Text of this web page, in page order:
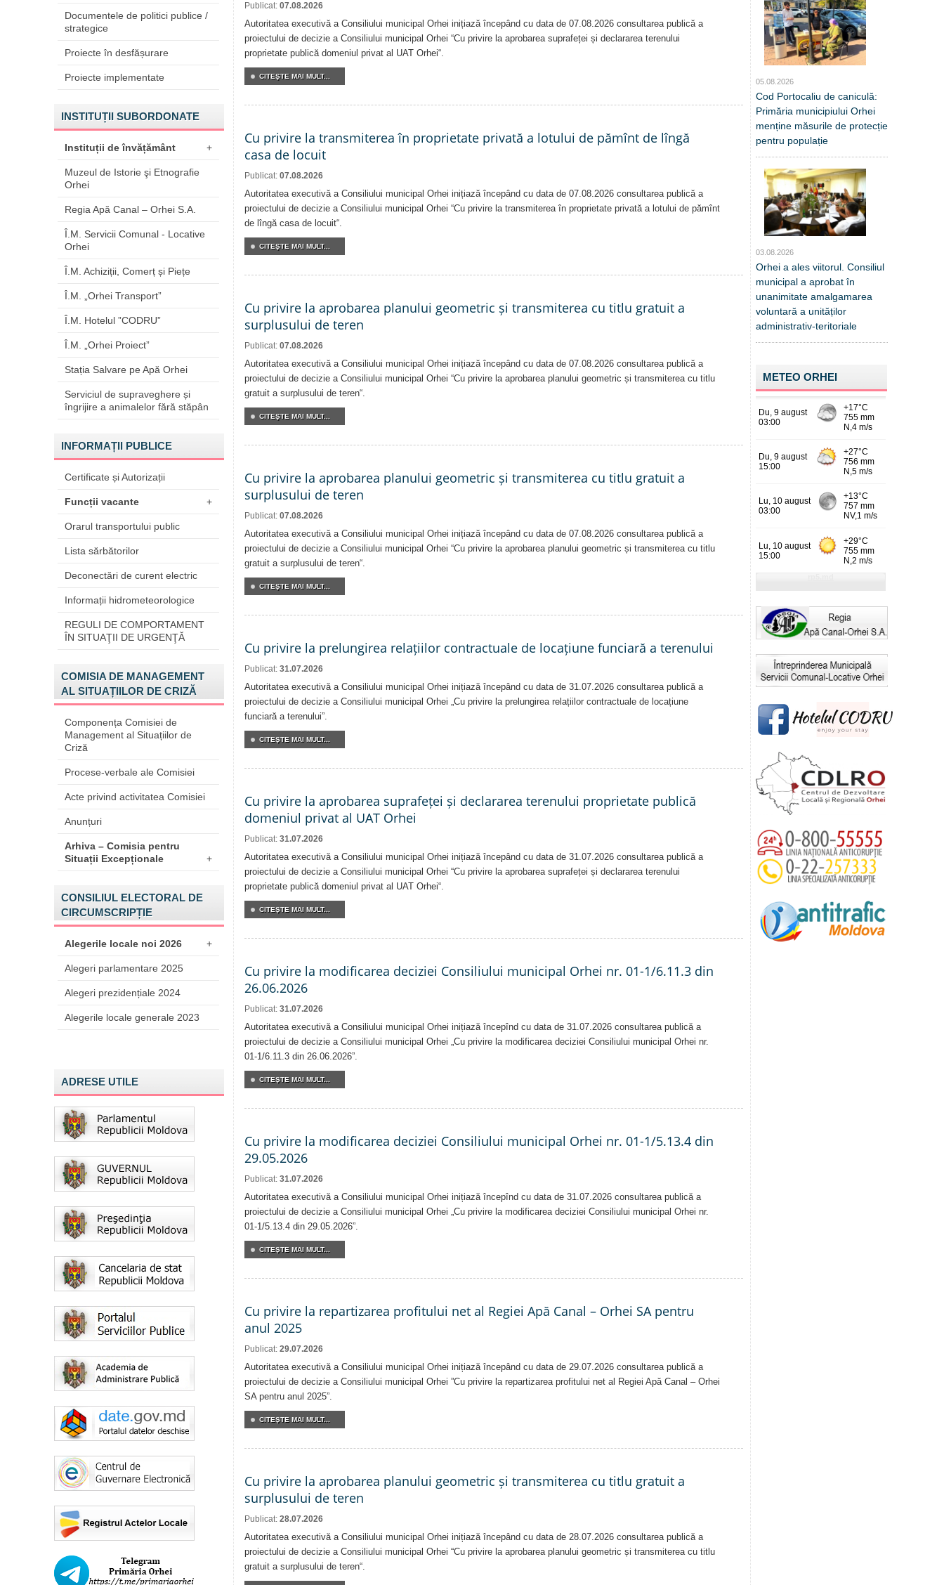
Documentele de politici publice /
strategice
Proiecte în desfășurare
Proiecte implementate
INSTITUȚII SUBORDONATE
Instituții de învățământ +
Muzeul de Istorie şi Etnografie
Orhei
Regia Apă Canal – Orhei S.A.
Î.M. Servicii Comunal - Locative
Orhei
Î.M. Achiziții, Comerț și Piețe
Î.M. „Orhei Transport”
Î.M. Hotelul ”CODRU”
Î.M. „Orhei Proiect”
Stația Salvare pe Apă Orhei
Serviciul de supraveghere și
îngrijire a animalelor fără stăpân
INFORMAȚII PUBLICE
Certificate și Autorizații
Funcții vacante +
Orarul transportului public
Lista sărbătorilor
Deconectări de curent electric
Informații hidrometeorologice
REGULI DE COMPORTAMENT
ÎN SITUAŢII DE URGENŢĂ
COMISIA DE MANAGEMENT
AL SITUAȚIILOR DE CRIZĂ
Componența Comisiei de
Management al Situațiilor de
Criză
Procese-verbale ale Comisiei
Acte privind activitatea Comisiei
Anunțuri
Arhiva – Comisia pentru
Situații Excepționale
+
CONSILIUL ELECTORAL DE
CIRCUMSCRIPȚIE
Alegerile locale noi 2026 +
Alegeri parlamentare 2025
Alegeri prezidențiale 2024
Alegerile locale generale 2023
ADRESE UTILE
Publicat: 07.08.2026
Autoritatea executivă a Consiliului municipal Orhei inițiază începând cu data de 07.08.2026 consultarea publică a
proiectului de decizie a Consiliului municipal Orhei “Cu privire la aprobarea suprafeței și declararea terenului
proprietate publică domeniul privat al UAT Orhei“.
CITEŞTE MAI MULT...
Cu privire la transmiterea în proprietate privată a lotului de pămînt de lîngă
casa de locuit
Publicat: 07.08.2026
Autoritatea executivă a Consiliului municipal Orhei inițiază începând cu data de 07.08.2026 consultarea publică a
proiectului de decizie a Consiliului municipal Orhei “Cu privire la transmiterea în proprietate privată a lotului de pămînt
de lîngă casa de locuit“.
CITEŞTE MAI MULT...
Cu privire la aprobarea planului geometric și transmiterea cu titlu gratuit a
surplusului de teren
Publicat: 07.08.2026
Autoritatea executivă a Consiliului municipal Orhei inițiază începând cu data de 07.08.2026 consultarea publică a
proiectului de decizie a Consiliului municipal Orhei “Cu privire la aprobarea planului geometric și transmiterea cu titlu
gratuit a surplusului de teren“.
CITEŞTE MAI MULT...
Cu privire la aprobarea planului geometric și transmiterea cu titlu gratuit a
surplusului de teren
Publicat: 07.08.2026
Autoritatea executivă a Consiliului municipal Orhei inițiază începând cu data de 07.08.2026 consultarea publică a
proiectului de decizie a Consiliului municipal Orhei “Cu privire la aprobarea planului geometric și transmiterea cu titlu
gratuit a surplusului de teren“.
CITEŞTE MAI MULT...
Cu privire la prelungirea relațiilor contractuale de locațiune funciară a terenului
Publicat: 31.07.2026
Autoritatea executivă a Consiliului municipal Orhei inițiază începând cu data de 31.07.2026 consultarea publică a
proiectului de decizie a Consiliului municipal Orhei „Cu privire la prelungirea relațiilor contractuale de locațiune
funciară a terenului”.
CITEŞTE MAI MULT...
Cu privire la aprobarea suprafeței și declararea terenului proprietate publică
domeniul privat al UAT Orhei
Publicat: 31.07.2026
Autoritatea executivă a Consiliului municipal Orhei inițiază începând cu data de 31.07.2026 consultarea publică a
proiectului de decizie a Consiliului municipal Orhei “Cu privire la aprobarea suprafeței și declararea terenului
proprietate publică domeniul privat al UAT Orhei“.
CITEŞTE MAI MULT...
Cu privire la modificarea deciziei Consiliului municipal Orhei nr. 01-1/6.11.3 din
26.06.2026
Publicat: 31.07.2026
Autoritatea executivă a Consiliului municipal Orhei inițiază începînd cu data de 31.07.2026 consultarea publică a
proiectului de decizie a Consiliului municipal Orhei „Cu privire la modificarea deciziei Consiliului municipal Orhei nr.
01-1/6.11.3 din 26.06.2026”.
CITEŞTE MAI MULT...
Cu privire la modificarea deciziei Consiliului municipal Orhei nr. 01-1/5.13.4 din
29.05.2026
Publicat: 31.07.2026
Autoritatea executivă a Consiliului municipal Orhei inițiază începînd cu data de 31.07.2026 consultarea publică a
proiectului de decizie a Consiliului municipal Orhei „Cu privire la modificarea deciziei Consiliului municipal Orhei nr.
01-1/5.13.4 din 29.05.2026”.
CITEŞTE MAI MULT...
Cu privire la repartizarea profitului net al Regiei Apă Canal – Orhei SA pentru
anul 2025
Publicat: 29.07.2026
Autoritatea executivă a Consiliului municipal Orhei inițiază începând cu data de 29.07.2026 consultarea publică a
proiectului de decizie a Consiliului municipal Orhei ”Cu privire la repartizarea profitului net al Regiei Apă Canal – Orhei
SA pentru anul 2025”.
CITEŞTE MAI MULT...
Cu privire la aprobarea planului geometric și transmiterea cu titlu gratuit a
surplusului de teren
Publicat: 28.07.2026
Autoritatea executivă a Consiliului municipal Orhei inițiază începând cu data de 28.07.2026 consultarea publică a
proiectului de decizie a Consiliului municipal Orhei “Cu privire la aprobarea planului geometric și transmiterea cu titlu
gratuit a surplusului de teren“.
05.08.2026
Cod Portocaliu de caniculă:
Primăria municipiului Orhei
menține măsurile de protecție
pentru populație
03.08.2026
Orhei a ales viitorul. Consiliul
municipal a aprobat în
unanimitate amalgamarea
voluntară a unităților
administrativ-teritoriale
METEO ORHEI